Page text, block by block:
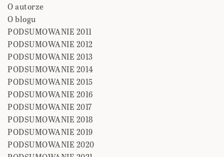
O autorze
O blogu
PODSUMOWANIE 2011
PODSUMOWANIE 2012
PODSUMOWANIE 2013
PODSUMOWANIE 2014
PODSUMOWANIE 2015
PODSUMOWANIE 2016
PODSUMOWANIE 2017
PODSUMOWANIE 2018
PODSUMOWANIE 2019
PODSUMOWANIE 2020